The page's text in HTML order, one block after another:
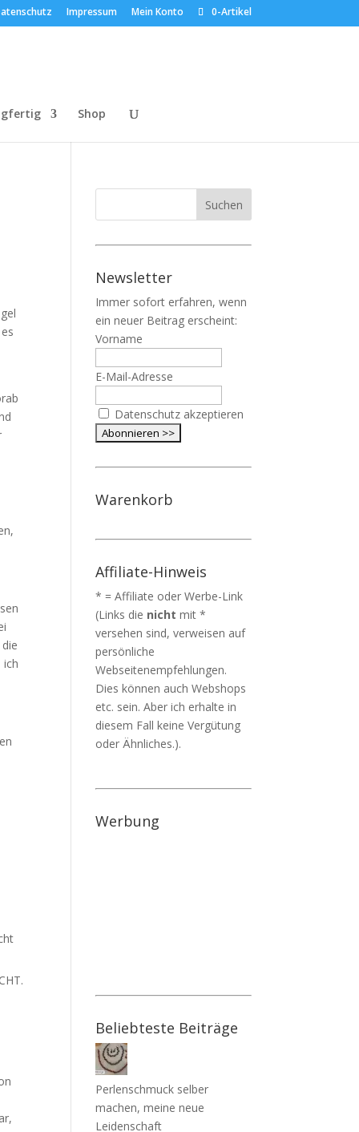
Impressum Mein Konto 0-Artikel
Shop
ich
Newsletter
Immer sofort erfahren, wenn
ein neuer Beitrag erscheint:
Vorname
E-Mail-Adresse
Datenschutz akzeptieren
Warenkorb
Affiliate-Hinweis
* = Affiliate oder Werbe-Link
(Links die nichtmit *
versehen sind, verweisen auf
persönliche
Webseitenempfehlungen.
Dies können auch Webshops
etc. sein. Aber ich erhalte in
diesem Fall keine Vergütung
oder Ähnliches.).
Werbung
Beliebteste Beiträge
Perlenschmuck selber
machen, meine neue
Leidenschaft